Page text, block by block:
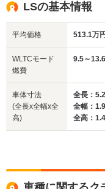
サイズ
(全長x全幅x全高)
WLTCモード
-
LSの基本情報
平均価格 513.1万円
WLTCモード
燃費
9.5～
車体寸法
(全長x全幅x全
高)
全長：
全幅：
全高：